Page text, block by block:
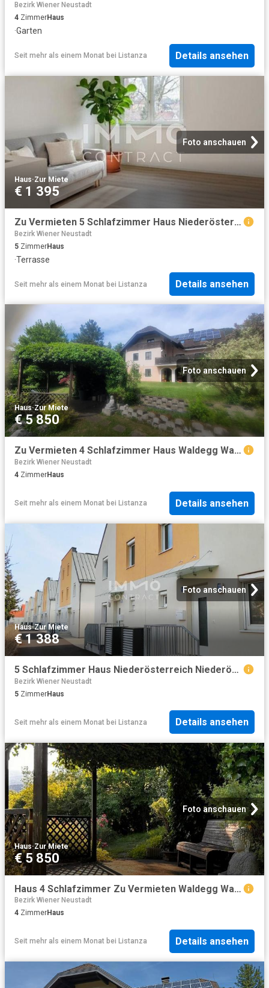
Bezirk Wiener Neustadt
4 ZimmerHaus
·Garten
Seit mehr als einem Monat bei Listanza Details ansehen
Foto anschauen
Haus·Zur Miete
€ 1 395
Zu Vermieten 5 Schlafzimmer Haus Niederösterreich Niederösterreich DS102341031
Bezirk Wiener Neustadt
5 ZimmerHaus
·Terrasse
Seit mehr als einem Monat bei Listanza Details ansehen
Foto anschauen
Haus·Zur Miete
€ 5 850
Zu Vermieten 4 Schlafzimmer Haus Waldegg Waldegg DS77882328
Bezirk Wiener Neustadt
4 ZimmerHaus
Seit mehr als einem Monat bei Listanza Details ansehen
Foto anschauen
Haus·Zur Miete
€ 1 388
5 Schlafzimmer Haus Niederösterreich Niederösterreich 101582898
Bezirk Wiener Neustadt
5 ZimmerHaus
Seit mehr als einem Monat bei Listanza Details ansehen
Foto anschauen
Haus·Zur Miete
€ 5 850
Haus 4 Schlafzimmer Zu Vermieten Waldegg Waldegg 5850 ES77882328
Bezirk Wiener Neustadt
4 ZimmerHaus
Seit mehr als einem Monat bei Listanza Details ansehen